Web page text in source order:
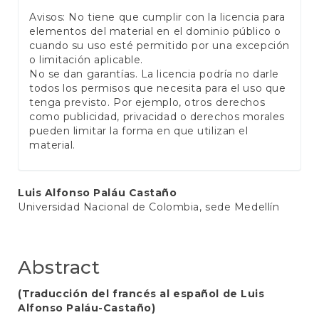
Avisos: No tiene que cumplir con la licencia para
elementos del material en el dominio público o
cuando su uso esté permitido por una excepción
o limitación aplicable.
No se dan garantías. La licencia podría no darle
todos los permisos que necesita para el uso que
tenga previsto. Por ejemplo, otros derechos
como publicidad, privacidad o derechos morales
pueden limitar la forma en que utilizan el
material.
Main
Article
Luis Alfonso Paláu Castaño
Universidad Nacional de Colombia, sede Medellín
Abstract
(Traducción del francés al español de Luis
Alfonso Paláu-Castaño)